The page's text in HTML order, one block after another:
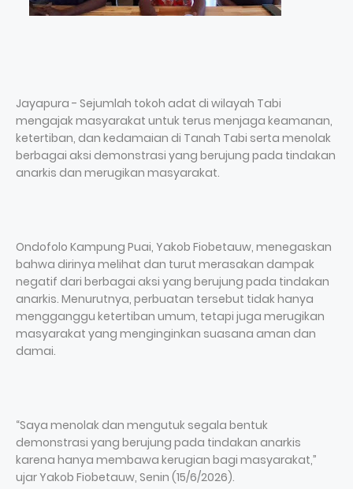
Jayapura - Sejumlah tokoh adat di wilayah Tabi
mengajak masyarakat untuk terus menjaga keamanan,
ketertiban, dan kedamaian di Tanah Tabi serta menolak
berbagai aksi demonstrasi yang berujung pada tindakan
anarkis dan merugikan masyarakat.
Ondofolo Kampung Puai, Yakob Fiobetauw, menegaskan
bahwa dirinya melihat dan turut merasakan dampak
negatif dari berbagai aksi yang berujung pada tindakan
anarkis. Menurutnya, perbuatan tersebut tidak hanya
mengganggu ketertiban umum, tetapi juga merugikan
masyarakat yang menginginkan suasana aman dan
damai.
“Saya menolak dan mengutuk segala bentuk
demonstrasi yang berujung pada tindakan anarkis
karena hanya membawa kerugian bagi masyarakat,”
ujar Yakob Fiobetauw, Senin (15/6/2026).